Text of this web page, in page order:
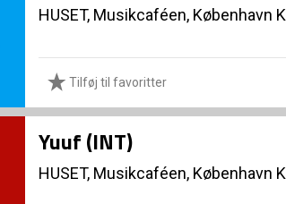
HUSET, Musikcaféen, København K
Tilføj til favoritter
Yuuf (INT)
HUSET, Musikcaféen, København K